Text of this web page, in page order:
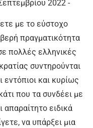
2022 -
με το εύστοχο
πραγματικότητα
πολλές ελληνικές
συντηρούνται
εντόπιοι και κυρίως
που τα συνδέει με
απαραίτητο ειδικά
να υπάρξει μια